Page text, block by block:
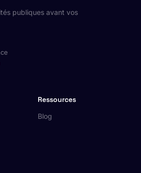
publiques avant vos
Ressources
Blog